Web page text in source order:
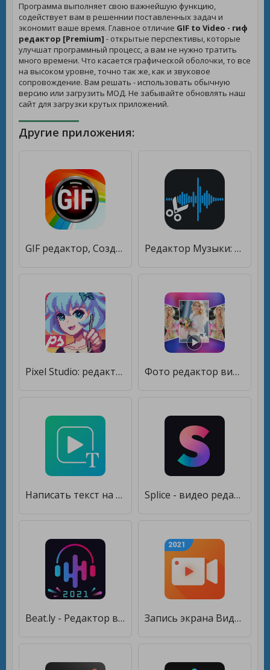
Программа выполняет свою важнейшую функцию,
содействует вам в решеннии поставленных задач и
экономит ваше время. Главное отличие GIF to Video - гиф
редактор [Premium] - открытые перспективы, которые
улучшат программный процесс, а вам не нужно тратить
много времени. Что касается графической оболочки, то все
на высоком уровне, точно так же, как и звуковое
сопровождение. Вам решать - использовать обычную
версию или загрузить МОД. Не забывайте обновлять наш
сайт для загрузки крутых приложений.
Другие приложения:
GIF редактор, Создание GIF [Unlocked] Редактор Музыки: Обрезать Музыку, Обрезка Аудио [Premium]
Pixel Studio: редактор [Premium] Фото редактор видео [Unlocked]
Написать текст на видео и обрезать видео редактор [Premium] Splice - видео редактор [Premium]
Beat.ly - Редактор видео и фото с музыкой [Полная версия] Запись экрана Видео редактор [Unlocked]